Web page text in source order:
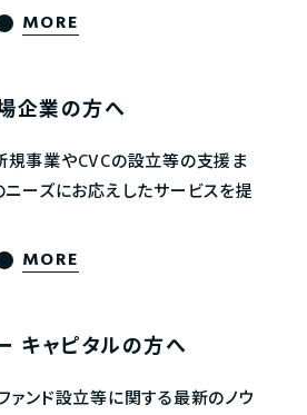
MORE
企業の方へ
事業やCVCの設立等の支援ま
ーズにお応えしたサービスを提
MORE
キャピタルの方へ
ァンド設立等に関する最新のノウ